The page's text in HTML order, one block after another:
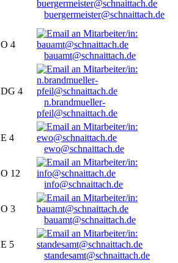
buergermeister@schnaittach.de
O 4
bauamt@schnaittach.de
DG 4
n.brandmueller-
pfeil@schnaittach.de
E 4
ewo@schnaittach.de
O 12
info@schnaittach.de
O 3
bauamt@schnaittach.de
E 5
standesamt@schnaittach.de